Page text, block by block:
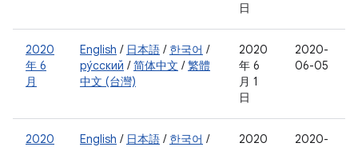
日
2020
年 6
月
English / 日本語 / 한국어 /
ру́сский /简体中文 /繁體
中文 (台灣)
2020
年 6
月 1
日
2020-
06-05
2020
English / 日本語 / 한국어 /
2020
2020-